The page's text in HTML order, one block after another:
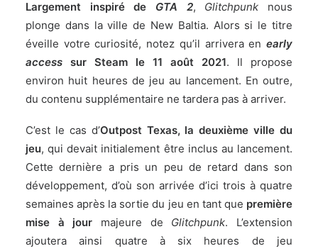
Largement inspiré de GTA 2, Glitchpunk nous
plonge dans la ville de New Baltia. Alors si le titre
éveille votre curiosité, notez qu’il arrivera en early
access sur Steam le 11 août 2021. Il propose
environ huit heures de jeu au lancement. En outre,
du contenu supplémentaire ne tardera pas à arriver.
C’est le cas d’Outpost Texas, la deuxième ville du
jeu, qui devait initialement être inclus au lancement.
Cette dernière a pris un peu de retard dans son
développement, d’où son arrivée d’ici trois à quatre
semaines après la sortie du jeu en tant que première
mise à jour majeure de Glitchpunk. L’extension
ajoutera ainsi quatre à six heures de jeu